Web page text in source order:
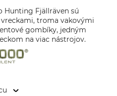
Hunting Fjällräven sú
troma vakovými
gombíky, jedným
na viac nástrojov.